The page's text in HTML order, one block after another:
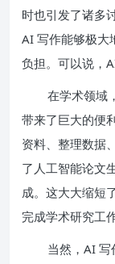
时也引发了诸多
AI 写作能够极大
负担。可以说，
在学术领域
带来了巨大的便
资料、整理数据
了人工智能论文
成。这大大缩短
完成学术研究工作
当然，AI